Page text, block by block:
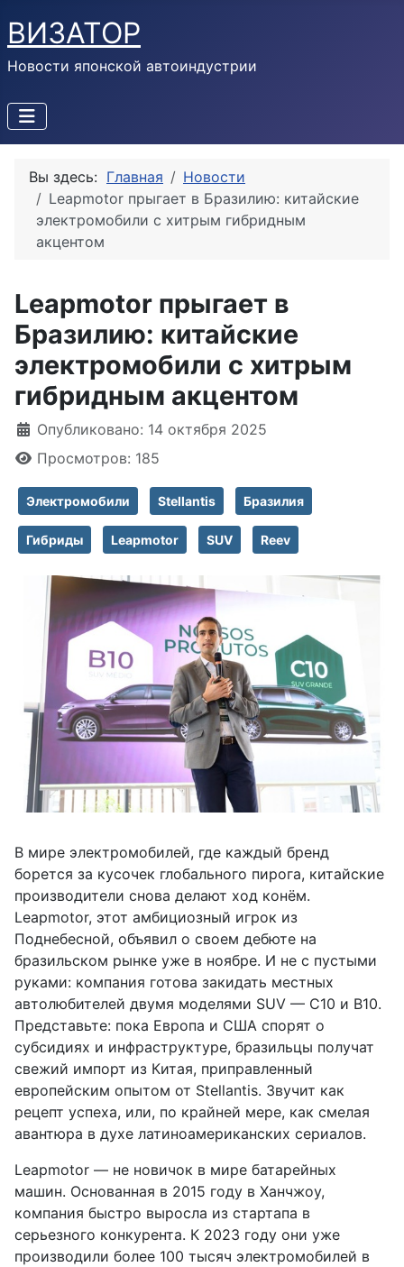
ВИЗАТОР
Новости японской автоиндустрии
Вы здесь: Главная
Новости
Leapmotor прыгает в Бразилию: китайские
электромобили с хитрым гибридным
акцентом
Leapmotor прыгает в
Бразилию: китайские
электромобили с хитрым
гибридным акцентом
Информация о материале
Опубликовано: 14 октября 2025
Просмотров: 185
Электромобили Stellantis Бразилия
Гибриды Leapmotor SUV Reev
В мире электромобилей, где каждый бренд
борется за кусочек глобального пирога, китайские
производители снова делают ход конём.
Leapmotor, этот амбициозный игрок из
Поднебесной, объявил о своем дебюте на
бразильском рынке уже в ноябре. И не с пустыми
руками: компания готова закидать местных
автолюбителей двумя моделями SUV — C10 и B10.
Представьте: пока Европа и США спорят о
субсидиях и инфраструктуре, бразильцы получат
свежий импорт из Китая, приправленный
европейским опытом от Stellantis. Звучит как
рецепт успеха, или, по крайней мере, как смелая
авантюра в духе латиноамериканских сериалов.
Leapmotor — не новичок в мире батарейных
машин. Основанная в 2015 году в Ханчжоу,
компания быстро выросла из стартапа в
серьезного конкурента. К 2023 году они уже
производили более 100 тысяч электромобилей в